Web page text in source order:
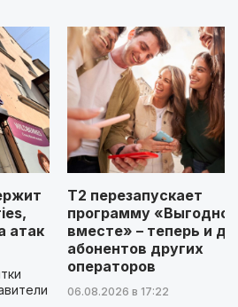
атак
Т2 перезапускает
программу «Выгодно
вместе» – теперь и
абонентов других
операторов
06.08.2026 в 17:22